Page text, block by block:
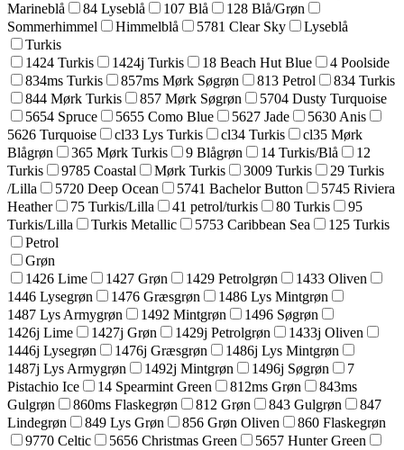
Marineblå
84 Lyseblå 107 Blå
128 Blå/Grøn
Sommerhimmel
Himmelblå 5781 Clear Sky
Lyseblå
Turkis
1424 Turkis
1424j Turkis 18 Beach Hut Blue
4 Poolside
834ms Turkis
857ms Mørk Søgrøn 813 Petrol
834 Turkis
844 Mørk Turkis
857 Mørk Søgrøn
5704 Dusty Turquoise
5654 Spruce
5655 Como Blue 5627 Jade
5630 Anis
5626 Turquoise
cl33 Lys Turkis cl34 Turkis
cl35 Mørk
Blågrøn
365 Mørk Turkis 9 Blågrøn 14 Turkis/Blå
12
Turkis
9785 Coastal Mørk Turkis 3009 Turkis
29 Turkis
/Lilla
5720 Deep Ocean 5741 Bachelor Button
5745 Riviera
Heather
75 Turkis/Lilla 41 petrol/turkis 80 Turkis
95
Turkis/Lilla
Turkis Metallic 5753 Caribbean Sea
125 Turkis
Petrol
Grøn
1426 Lime
1427 Grøn 1429 Petrolgrøn
1433 Oliven
1446 Lysegrøn
1476 Græsgrøn
1486 Lys Mintgrøn
1487 Lys Armygrøn
1492 Mintgrøn
1496 Søgrøn
1426j Lime
1427j Grøn 1429j Petrolgrøn
1433j Oliven
1446j Lysegrøn
1476j Græsgrøn
1486j Lys Mintgrøn
1487j Lys Armygrøn
1492j Mintgrøn 1496j Søgrøn
7
Pistachio Ice
14 Spearmint Green 812ms Grøn
843ms
Gulgrøn
860ms Flaskegrøn 812 Grøn 843 Gulgrøn
847
Lindegrøn
849 Lys Grøn 856 Grøn Oliven
860 Flaskegrøn
9770 Celtic
5656 Christmas Green
5657 Hunter Green